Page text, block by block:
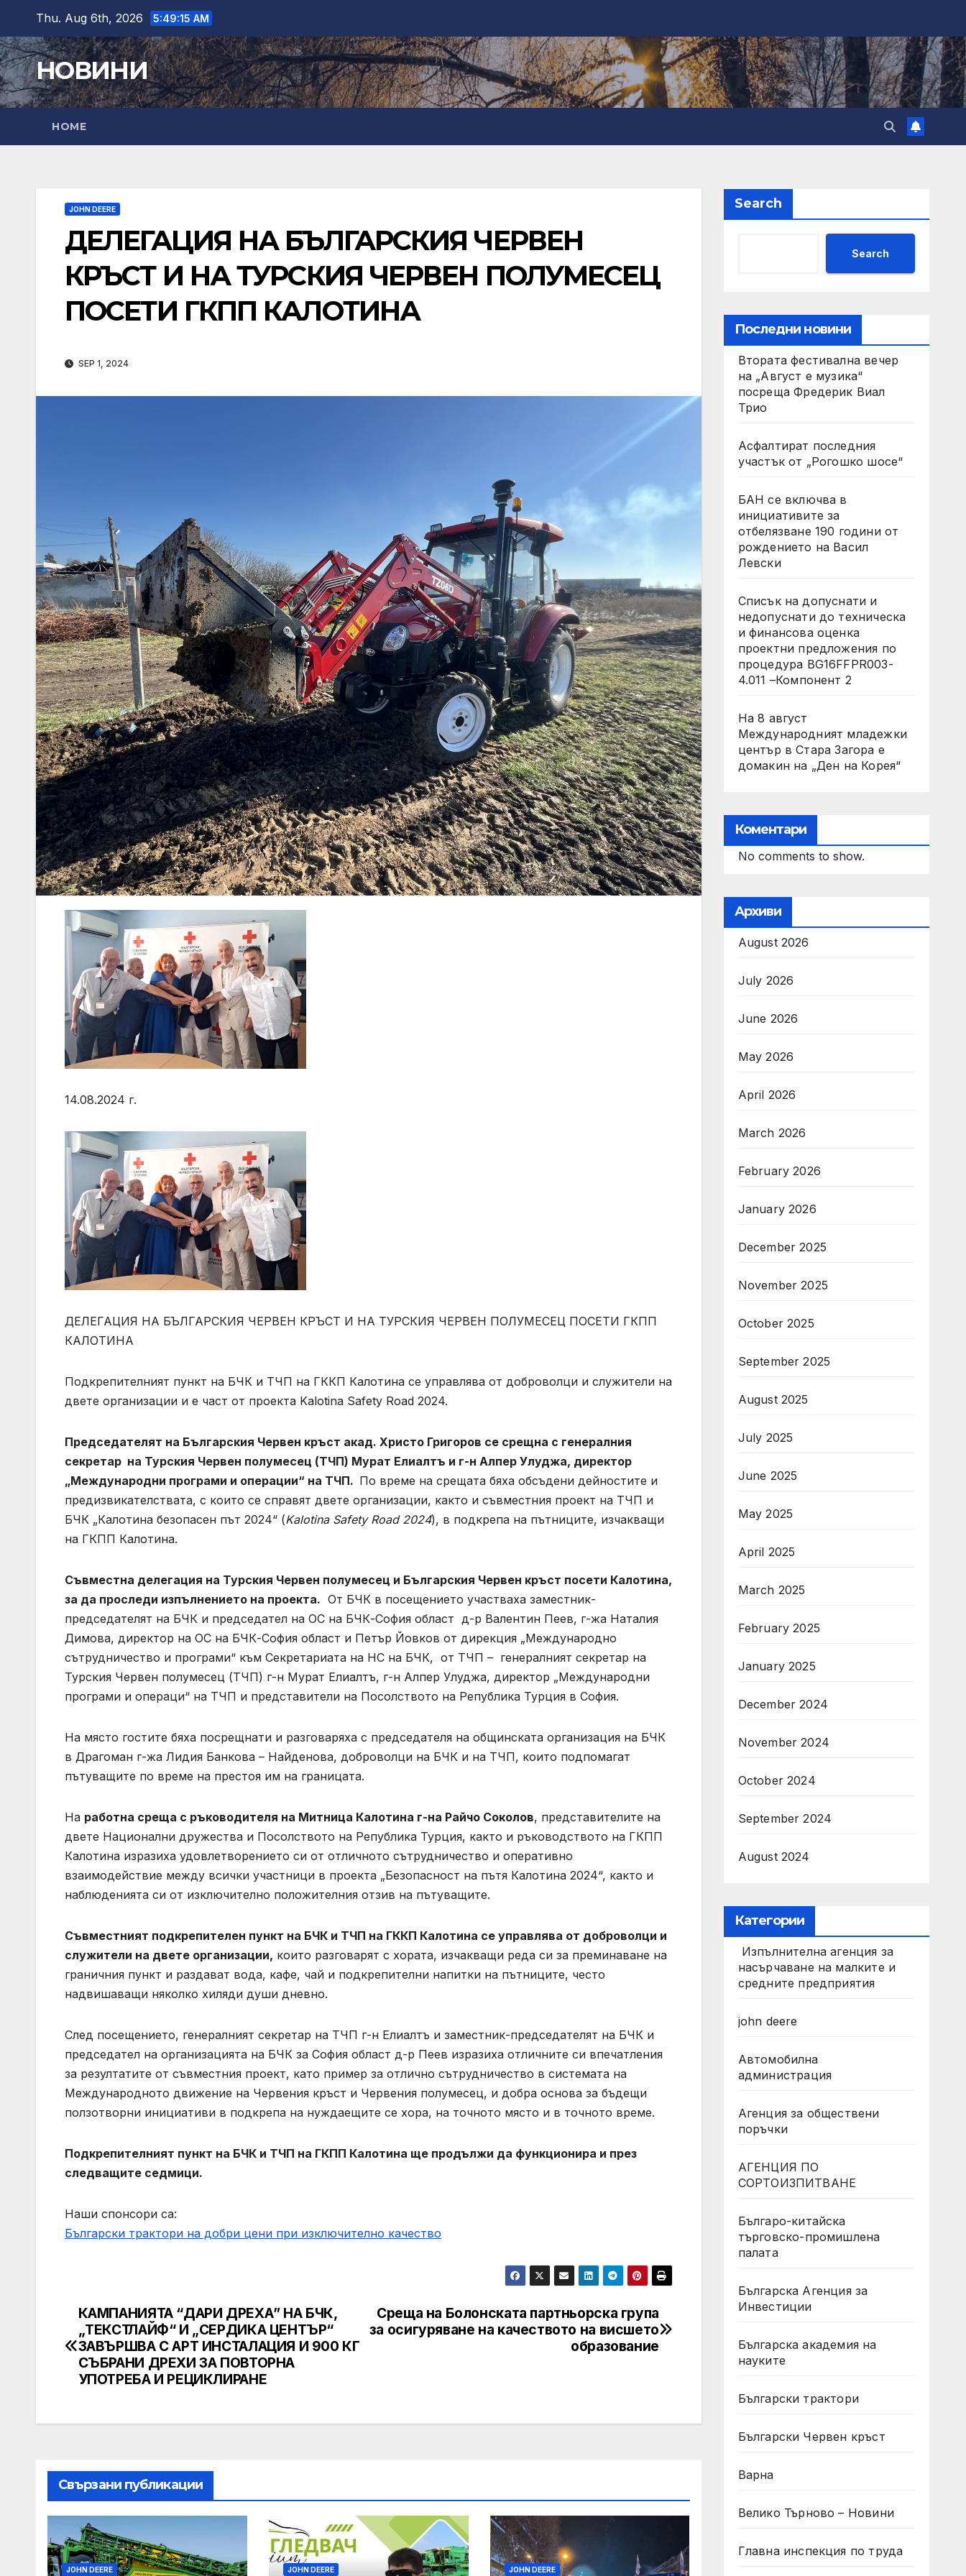
content
Thu. Aug 6th, 2026 5:49:16 AM
НОВИНИ
HOME
JOHN DEERE
ДЕЛЕГАЦИЯ НА БЪЛГАРСКИЯ ЧЕРВЕН
КРЪСТ И НА ТУРСКИЯ ЧЕРВЕН ПОЛУМЕСЕЦ
ПОСЕТИ ГКПП КАЛОТИНА
SEP 1, 2024
14.08.2024 г.
ДЕЛЕГАЦИЯ НА БЪЛГАРСКИЯ ЧЕРВЕН КРЪСТ И НА ТУРСКИЯ ЧЕРВЕН ПОЛУМЕСЕЦ ПОСЕТИ ГКПП
КАЛОТИНА
Подкрепителният пункт на БЧК и ТЧП на ГККП Калотина се управлява от доброволци и служители на
двете организации и е част от проекта Kalotina Safety Road 2024.
Председателят на Българския Червен кръст акад. Христо Григоров се срещна с генералния
секретар на Турския Червен полумесец (ТЧП) Мурат Елиалтъ и г-н Алпер Улуджа, директор
„Международни програми и операции“ на ТЧП. По време на срещата бяха обсъдени дейностите и
предизвикателствата, с които се справят двете организации, както и съвместния проект на ТЧП и
БЧК „Калотина безопасен път 2024“ (Kalotina Safety Road 2024), в подкрепа на пътниците, изчакващи
на ГКПП Калотина.
Съвместна делегация на Турския Червен полумесец и Българския Червен кръст посети Калотина,
за да проследи изпълнението на проекта. От БЧК в посещението участваха заместник-
председателят на БЧК и председател на ОС на БЧК-София област д-р Валентин Пеев, г-жа Наталия
Димова, директор на ОС на БЧК-София област и Петър Йовков от дирекция „Международно
сътрудничество и програми“ към Секретариата на НС на БЧК, от ТЧП – генералният секретар на
Турския Червен полумесец (ТЧП) г-н Мурат Елиалтъ, г-н Алпер Улуджа, директор „Международни
програми и операци“ на ТЧП и представители на Посолството на Република Турция в София.
На място гостите бяха посрещнати и разговаряха с председателя на общинската организация на БЧК
в Драгоман г-жа Лидия Банкова – Найденова, доброволци на БЧК и на ТЧП, които подпомагат
пътуващите по време на престоя им на границата.
На работна среща с ръководителя на Митница Калотина г-на Райчо Соколов, представителите на
двете Национални дружества и Посолството на Република Турция, както и ръководството на ГКПП
Калотина изразиха удовлетворението си от отличното сътрудничество и оперативно
взаимодействие между всички участници в проекта „Безопасност на пътя Калотина 2024“, както и
наблюденията си от изключително положителния отзив на пътуващите.
Съвместният подкрепителен пункт на БЧК и ТЧП на ГККП Калотина се управлява от доброволци и
служители на двете организации, които разговарят с хората, изчакващи реда си за преминаване на
граничния пункт и раздават вода, кафе, чай и подкрепителни напитки на пътниците, често
надвишаващи няколко хиляди души дневно.
След посещението, генералният секретар на ТЧП г-н Елиалтъ и заместник-председателят на БЧК и
председател на организацията на БЧК за София област д-р Пеев изразиха отличните си впечатления
за резултатите от съвместния проект, като пример за отлично сътрудничество в системата на
Международното движение на Червения кръст и Червения полумесец, и добра основа за бъдещи
ползотворни инициативи в подкрепа на нуждаещите се хора, на точното място и в точното време.
Подкрепителният пункт на БЧК и ТЧП на ГКПП Калотина ще продължи да функционира и през
следващите седмици.
Наши спонсори са:
Български трактори на добри цени при изключително качество
Post
navigation
Среща на Болонската партньорска група
за осигуряване на качеството на висшето
образование
КАМПАНИЯТА “ДАРИ ДРЕХА” НА БЧК,
„ТЕКСТЛАЙФ“ И „СЕРДИКА ЦЕНТЪР“
ЗАВЪРШВА С АРТ ИНСТАЛАЦИЯ И 900 КГ
СЪБРАНИ ДРЕХИ ЗА ПОВТОРНА
УПОТРЕБА И РЕЦИКЛИРАНЕ
Свързани публикации
JOHN DEERE JOHN DEERE JOHN DEERE
Search
Search
Последни новини
Втората фестивална вечер
на „Август е музика“
посреща Фредерик Виал
Трио
Асфалтират последния
участък от „Рогошко шосе“
БАН се включва в
инициативите за
отбелязване 190 години от
рождението на Васил
Левски
Списък на допуснати и
недопуснати до техническа
и финансова оценка
проектни предложения по
процедура BG16FFPR003-
4.011 –Компонент 2
На 8 август
Международният младежки
център в Стара Загора е
домакин на „Ден на Корея“
Коментари
No comments to show.
Архиви
August 2026
July 2026
June 2026
May 2026
April 2026
March 2026
February 2026
January 2026
December 2025
November 2025
October 2025
September 2025
August 2025
July 2025
June 2025
May 2025
April 2025
March 2025
February 2025
January 2025
December 2024
November 2024
October 2024
September 2024
August 2024
Категории
Изпълнителна агенция за
насърчаване на малките и
средните предприятия
john deere
Автомобилна
администрация
Агенция за обществени
поръчки
АГЕНЦИЯ ПО
СОРТОИЗПИТВАНЕ
Българо-китайска
търговско-промишлена
палата
Българска Агенция за
Инвестиции
Българска академия на
науките
Български трактори
Български Червен кръст
Варна
Велико Търново – Новини
Главна инспекция по труда